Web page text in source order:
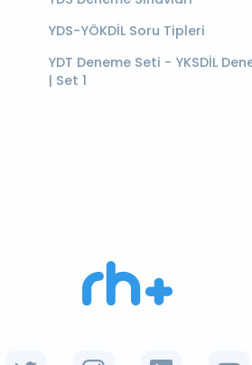
YDS-YÖKDİL Soru Tipleri
YDT Deneme Seti - YKSDİL
| Set 1